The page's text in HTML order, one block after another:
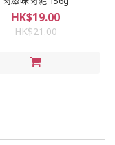
HK$19.00
HK$21.00